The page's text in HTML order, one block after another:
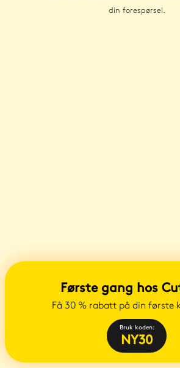
Første gang hos
Få 30 % rabatt på din første
Bruk koden:
NY30
din forespørsel.